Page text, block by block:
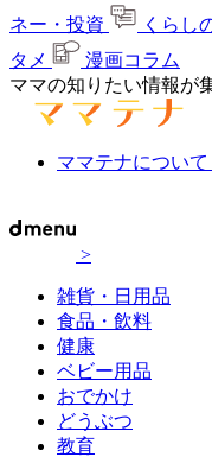
ネー・投資
くらし
タメ
漫画コラム
ママの知りたい情報が
ママテナについて
>
雑貨・日用品
食品・飲料
健康
ベビー用品
おでかけ
どうぶつ
教育